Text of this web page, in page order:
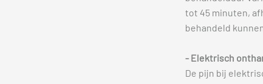
tot 45 minuten,
behandeld
- Elektrisch
De pijn bij